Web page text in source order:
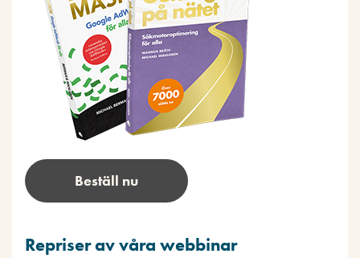
Beställ nu
Repriser av våra webbinar